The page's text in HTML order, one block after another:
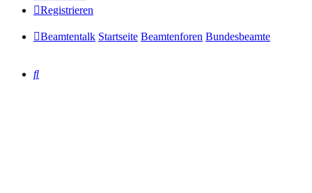
Registrieren
Beamtentalk Startseite Beamtenforen Bundesbeamte
Suche